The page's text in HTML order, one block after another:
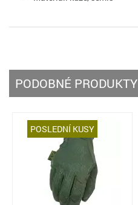
PODOBNÉ PRODUKTY
POSLEDNÍ KUSY